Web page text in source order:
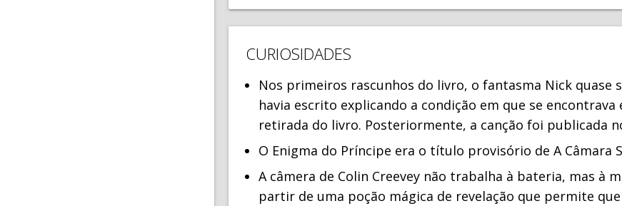
CURIOSIDADES
Nos primeiros rascunhos do livro, o fantasma Nick quase
havia escrito explicando a condição em que se
retirada do livro. Posteriormente, a canção foi publicada
O Enigma do Príncipe era o título provisório de A Câmara
A câmera de Colin Creevey não trabalha à bateria, mas à
partir de uma poção mágica de revelação que permite